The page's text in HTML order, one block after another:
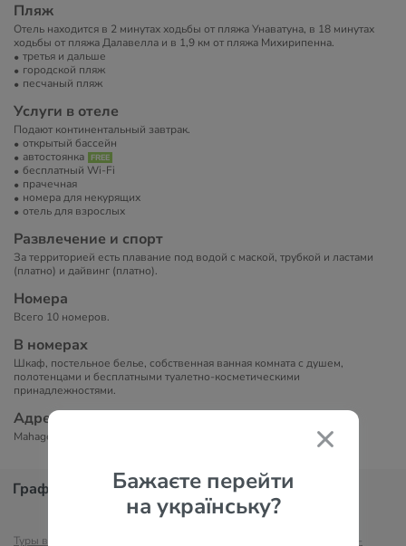
Бажаєте перейти
на українську?
Пляж
Отель находится в 2 минутах ходьбы от пляжа Унаватуна, в 18 минутах
ходьбы от пляжа Далавелла и в 1,9 км от пляжа Михирипенна.
третья и дальше
городской пляж
песчаный пляж
Услуги в отеле
Подают континентальный завтрак.
открытый бассейн
автостоянка
бесплатный Wi-Fi
прачечная
номера для некурящих
отель для взрослых
Развлечение и спорт
За территорией есть плавание под водой с маской, трубкой и ластами
(платно) и дайвинг (платно).
Номера
Всего 10 номеров.
В номерах
Шкаф, постельное белье, собственная ванная комната с душем,
полотенцами и бесплатными туалетно-косметическими
принадлежностями.
Адрес
Mahagedarawaththa, Ganahena, 80600 Унаватуна, Шри-Ланка.
График цен
Туры в Унаватуну
Отели Шри-